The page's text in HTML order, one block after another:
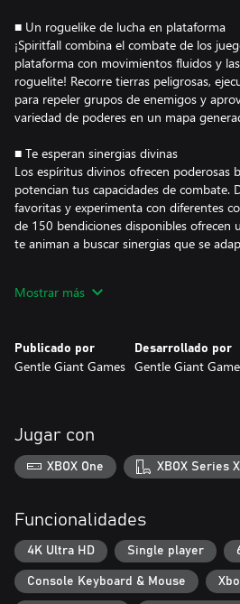
■ Un roguelike de lucha en plataforma
¡Spiritfall combina el combate de los
plataforma con movimientos fluidos y
roguelite! Recorre tierras peligrosas,
para repeler grupos de enemigos y
variedad de poderes en un mapa
■ Te esperan sinergias divinas
Los espíritus divinos ofrecen poderosas
potencian tus capacidades de combate.
favoritas y experimenta con diferentes
de 150 bendiciones disponibles ofrecen
te animan a buscar sinergias que se
La muerte no es más que un
desbloquear poderes únicos y despertar
movimientos únicos.
Mostrar más
Publicado por
Gentle Giant Games
Desarrollado por
Gentle Giant
Jugar con
XBOX One XBOX Series
Funcionalidades
4K Ultra HD Single player
Console Keyboard & Mouse